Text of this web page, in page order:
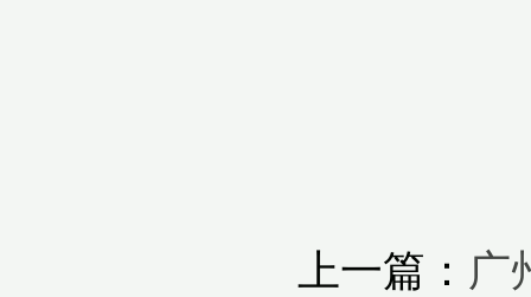
上一篇： 广